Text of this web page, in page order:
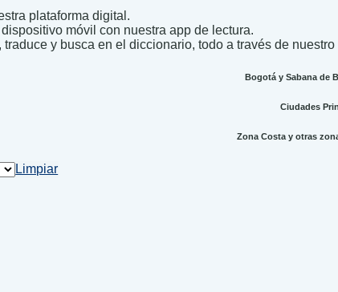
plataforma digital.
móvil con nuestra app de lectura.
traduce y busca en el diccionario, todo a través de
Bogotá y Sabana de
Ciudades
Zona Costa y otras
Limpiar